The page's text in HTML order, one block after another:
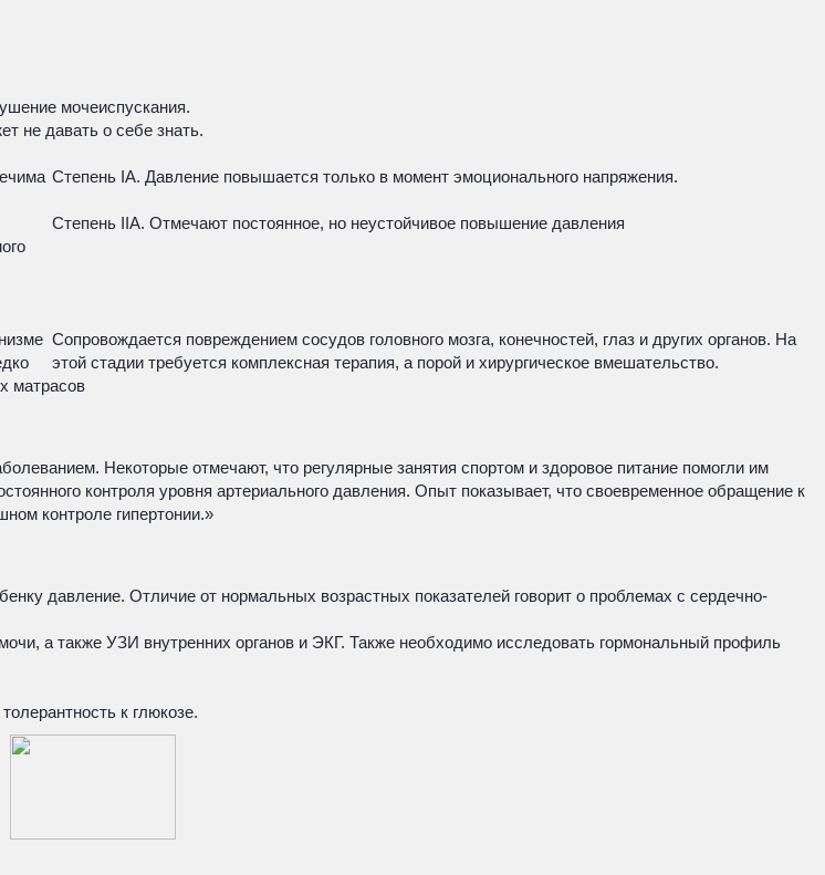
мочеиспускания.
не давать о себе знать.
Степень IA. Давление повышается только в момент эмоционального напряжения.
Степень IIА. Отмечают постоянное, но неустойчивое повышение давления
Сопровождается повреждением сосудов головного мозга, конечностей, глаз и других органов. На
этой стадии требуется комплексная терапия, а порой и хирургическое вмешательство.
матрасов
Некоторые отмечают, что регулярные занятия спортом и здоровое питание помогли им
контроля уровня артериального давления. Опыт показывает, что своевременное обращение к
контроле гипертонии.»
давление. Отличие от нормальных возрастных показателей говорит о проблемах с сердечно-
а также УЗИ внутренних органов и ЭКГ. Также необходимо исследовать гормональный профиль
к глюкозе.